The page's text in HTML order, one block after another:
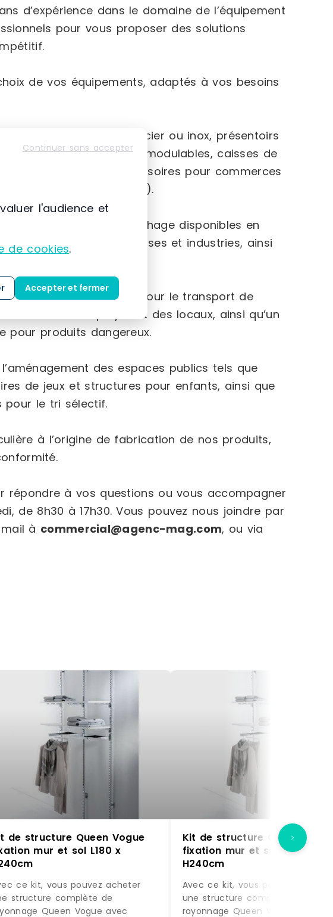
d’expérience dans le domaine de l’équipement
pour vous proposer des solutions
de vos équipements, adaptés à vos besoins
robustes, portillons en acier ou inox, présentoirs
rayonnages d’archives modulables, caisses de
large gamme d’accessoires pour commerces
étiquettes, chariots, etc.).
varié, vitrines d’affichage disponibles en
adaptés aux entreprises et industries, ainsi
de manutention pour le transport de
des employés et des locaux, ainsi qu’un
pour produits dangereux.
des espaces publics tels que
de jeux et structures pour enfants, ainsi que
pour le tri sélectif.
à l’origine de fabrication de nos produits,
répondre à vos questions ou vous accompagner
de 8h30 à 17h30. Vous pouvez nous joindre par
à commercial@agenc-mag.com, ou via
de structure Queen Vogue
mur et sol L180 x
ce kit, vous pouvez acheter
structure complète de
Queen Vogue avec
Kit de structure Queen
fixation mur et sol L180 x
H240cm
Avec ce kit, vous pouvez acheter
une structure complète de
rayonnage Queen Vogue avec
Continuer sans accepter
l'audience et
de cookies.
Accepter et fermer